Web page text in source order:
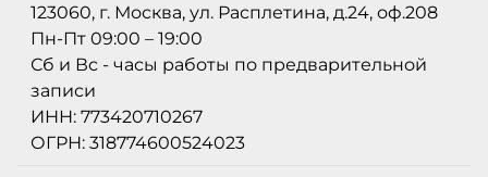
123060, г. Москва, ул. Расплетина, д.24, оф.208
Пн-Пт 09:00 – 19:00
Сб и Вс - часы работы по предварительной
записи
ИНН: 773420710267
ОГРН: 318774600524023